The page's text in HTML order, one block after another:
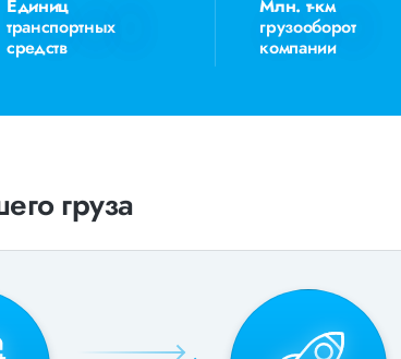
Единиц
транспортных
средств
Млн. т-км
грузооборот
компании
груза